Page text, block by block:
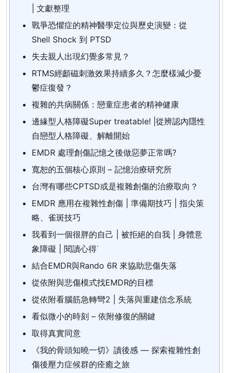
| 文獻整理
戰爭恐懼症的精神醫學定位與歷史演變：從
Shell Shock 到 PTSD
失去親人出現幻覺多常見？
RTMS經顱磁刺激效果持續多久？怎麼樣減少憂
鬱症復發？
複雜的共病關係：戀童症患者的精神健康
邊緣型人格障礙Super treatable! |從辨認內隱性
自戀型人格障礙、解離開始
EMDR 處理創傷記憶之後做惡夢正常嗎?
寬恕的五個核心原則 – 記憶治療研究所
台灣有哪些CPTSD或是複雜創傷的治療取向？
EMDR 應用在複雜性創傷 | 準備期技巧 | 指尖策
略、雀斑技巧
我看到一個很胖的自己 | 被拒絕的自我 | 身體意
象障礙 | 閱讀心得˙
結合EMDR與Rando 6R 來協助悲傷失落
從依附與悲傷模式找EMDR的目標
從依附看腦筋急轉彎2 | 失落與重建信念系統
看似微小的時刻 – 依附修復的關鍵
取得真實同意
《我的骨頭知曉一切》讀後感 — 探索複雜性創
傷後壓力症候群的痊癒之旅